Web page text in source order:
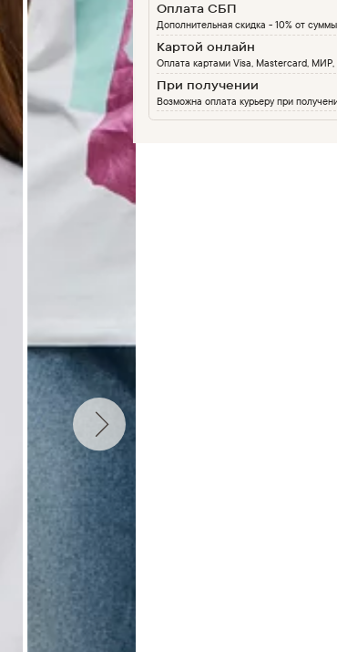
Оплата СБП
Дополнительная скидка - 10% от
Картой онлайн
Оплата картами Visa, Mastercard, МИР,
При получении
Возможна оплата курьеру при